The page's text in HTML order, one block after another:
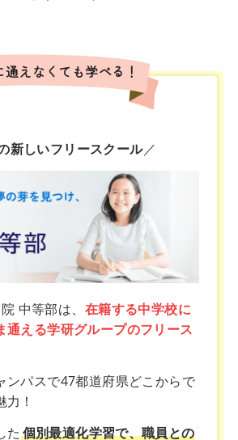
えなくても学べる！
新しいフリースクール／
中等部は、 在籍する中学校に
通える学研グループのフリース
ンパスで47都道府県どこからで
！
た個別最適化学習で、職員との